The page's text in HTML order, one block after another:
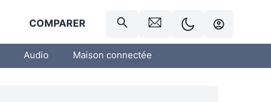
COMPARER
Audio Maison connectée